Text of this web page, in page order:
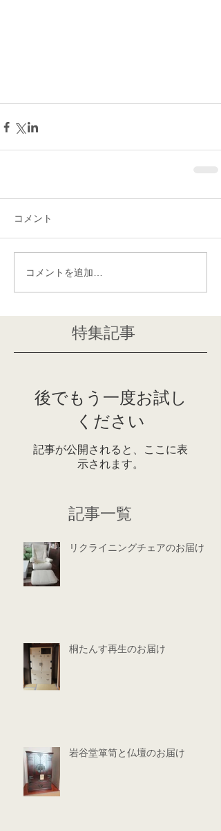
コメント
コメントを追加…
特集記事
後でもう一度お試し
ください
記事が公開されると、ここに表
示されます。
記事一覧
リクライニングチェアのお届け
桐たんす再生のお届け
岩谷堂箪笥と仏壇のお届け